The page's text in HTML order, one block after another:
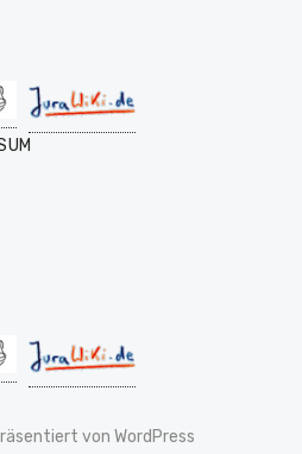
von WordPress